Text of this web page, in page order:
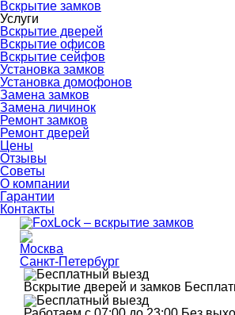
Вскрытие замков
Услуги
Вскрытие дверей
Вскрытие офисов
Вскрытие сейфов
Установка замков
Установка домофонов
Замена замков
Замена личинок
Ремонт замков
Ремонт дверей
Цены
Отзывы
Советы
О компании
Гарантии
Контакты
Москва
Санкт-Петербург
Вскрытие дверей и замков